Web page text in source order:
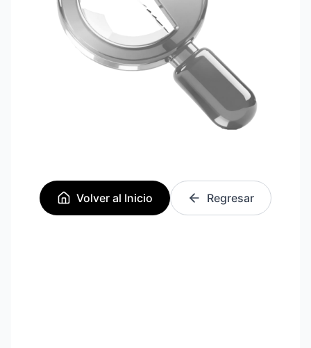
Volver al Inicio Regresar